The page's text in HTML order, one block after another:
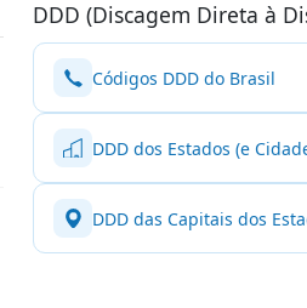
DDD (Discagem Direta à
Códigos DDD do Brasil
DDD dos Estados (e
DDD das Capitais dos